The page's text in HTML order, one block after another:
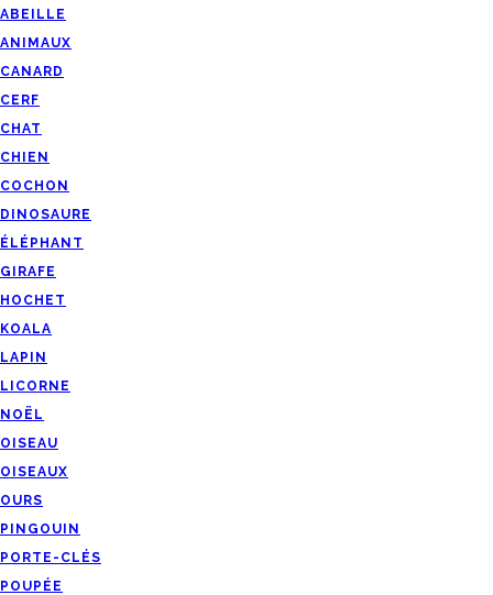
ABEILLE
ANIMAUX
CANARD
CERF
CHAT
CHIEN
COCHON
DINOSAURE
ÉLÉPHANT
GIRAFE
HOCHET
KOALA
LAPIN
LICORNE
NOËL
OISEAU
OISEAUX
OURS
PINGOUIN
PORTE-CLÉS
POUPÉE